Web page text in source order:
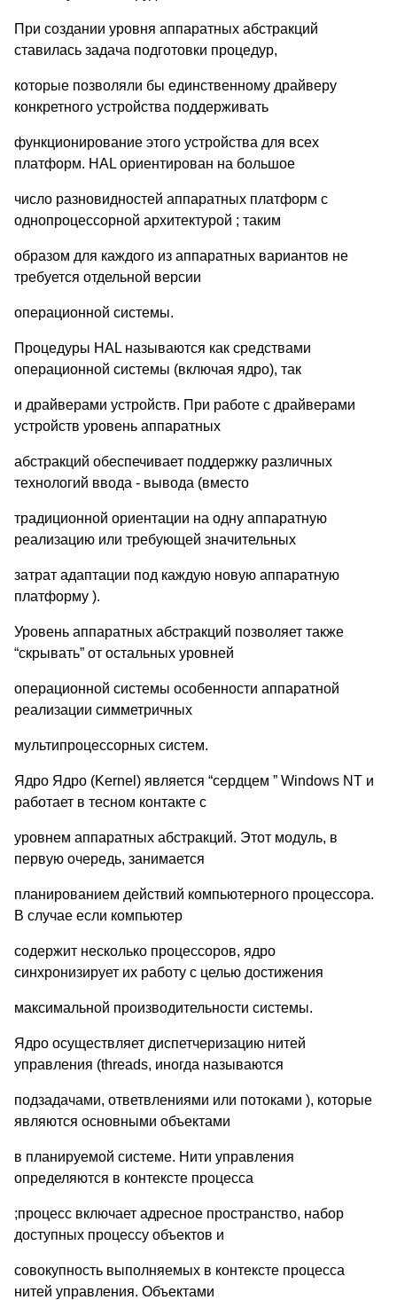
При создании уровня аппаратных абстракций
ставилась задача подготовки процедур,
которые позволяли бы единственному драйверу
конкретного устройства поддерживать
функционирование этого устройства для всех
платформ. HAL ориентирован на большое
число разновидностей аппаратных платформ с
однопроцессорной архитектурой ; таким
образом для каждого из аппаратных вариантов не
требуется отдельной версии
операционной системы.
Процедуры HAL называются как средствами
операционной системы (включая ядро), так
и драйверами устройств. При работе с драйверами
устройств уровень аппаратных
абстракций обеспечивает поддержку различных
технологий ввода - вывода (вместо
традиционной ориентации на одну аппаратную
реализацию или требующей значительных
затрат адаптации под каждую новую аппаратную
платформу ).
Уровень аппаратных абстракций позволяет также
“скрывать” от остальных уровней
операционной системы особенности аппаратной
реализации симметричных
мультипроцессорных систем.
Ядро Ядро (Kernel) является “сердцем ” Windows NT и
работает в тесном контакте с
уровнем аппаратных абстракций. Этот модуль, в
первую очередь, занимается
планированием действий компьютерного процессора.
В случае если компьютер
содержит несколько процессоров, ядро
синхронизирует их работу с целью достижения
максимальной производительности системы.
Ядро осуществляет диспетчеризацию нитей
управления (threads, иногда называются
подзадачами, ответвлениями или потоками ), которые
являются основными объектами
в планируемой системе. Нити управления
определяются в контексте процесса
;процесс включает адресное пространство, набор
доступных процессу объектов и
совокупность выполняемых в контексте процесса
нитей управления. Объектами